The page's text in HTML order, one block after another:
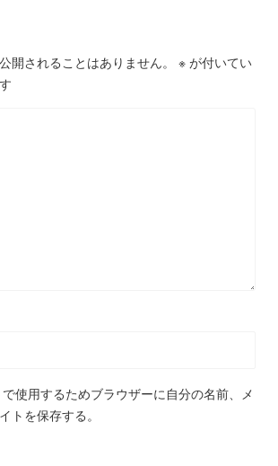
開されることはありません。 ※ が付いてい
使用するためブラウザーに自分の名前、メ
トを保存する。